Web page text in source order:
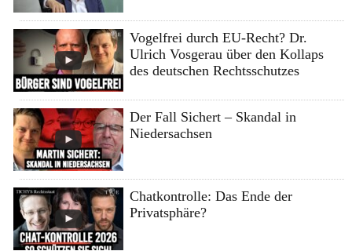
Vogelfrei durch EU-Recht? Dr.
Ulrich Vosgerau über den Kollaps
des deutschen Rechtsschutzes
Der Fall Sichert – Skandal in
Niedersachsen
Chatkontrolle: Das Ende der
Privatsphäre?